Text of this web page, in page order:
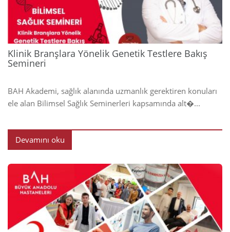
Klinik Branşlara Yönelik Genetik Testlere Bakış
Semineri
BAH Akademi, sağlık alanında uzmanlık gerektiren konuları
ele alan Bilimsel Sağlık Seminerleri kapsamında alt�...
Devamını oku
2024